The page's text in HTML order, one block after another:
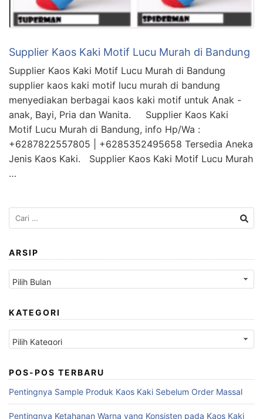
Supplier Kaos Kaki Motif Lucu Murah di Bandung
Supplier Kaos Kaki Motif Lucu Murah di Bandung
supplier kaos kaki motif lucu murah di bandung
menyediakan berbagai kaos kaki motif untuk Anak -
anak, Bayi, Pria dan Wanita. Supplier Kaos Kaki
Motif Lucu Murah di Bandung, info Hp/Wa :
+6287822557805 | +6285352495658 Tersedia Aneka
Jenis Kaos Kaki. Supplier Kaos Kaki Motif Lucu Murah
…
Cari
untuk:
ARSIP
Arsip
KATEGORI
Kategori
POS-POS TERBARU
Pentingnya Sample Produk Kaos Kaki Sebelum Order Massal
Pentingnya Ketahanan Warna yang Konsisten pada Kaos Kaki